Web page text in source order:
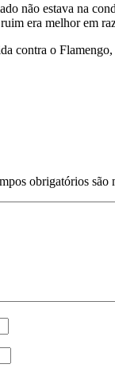
não estava na
era melhor em
contra o
obrigatórios são